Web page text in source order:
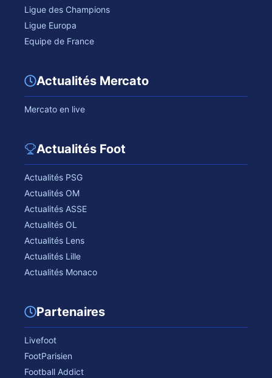
Ligue des Champions
Ligue Europa
Equipe de France
Actualités Mercato
Mercato en live
Actualités Foot
Actualités PSG
Actualités OM
Actualités ASSE
Actualités OL
Actualités Lens
Actualités Lille
Actualités Monaco
Partenaires
Livefoot
FootParisien
Football Addict